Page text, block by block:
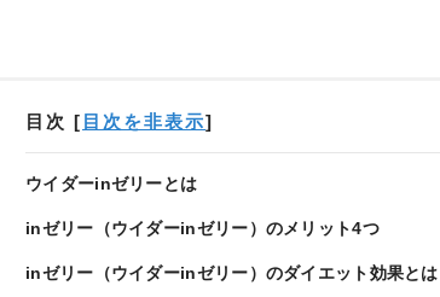
目次 [ 目次を非表示]
ウイダーinゼリーとは
inゼリー（ウイダーinゼリー）のメリット4つ
inゼリー（ウイダーinゼリー）のダイエット効果とは